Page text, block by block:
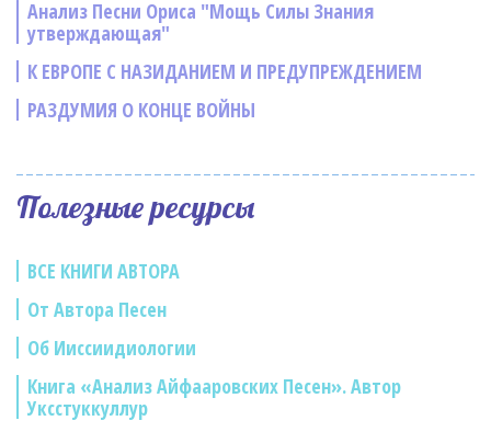
Анализ Песни Ориса "Мощь Силы Знания
утверждающая"
К ЕВРОПЕ С НАЗИДАНИЕМ И ПРЕДУПРЕЖДЕНИЕМ
РАЗДУМИЯ О КОНЦЕ ВОЙНЫ
Полезные ресурсы
ВСЕ КНИГИ АВТОРА
От Автора Песен
Об Ииссиидиологии
Книга «Анализ Айфааровских Песен». Автор
Уксстуккуллур